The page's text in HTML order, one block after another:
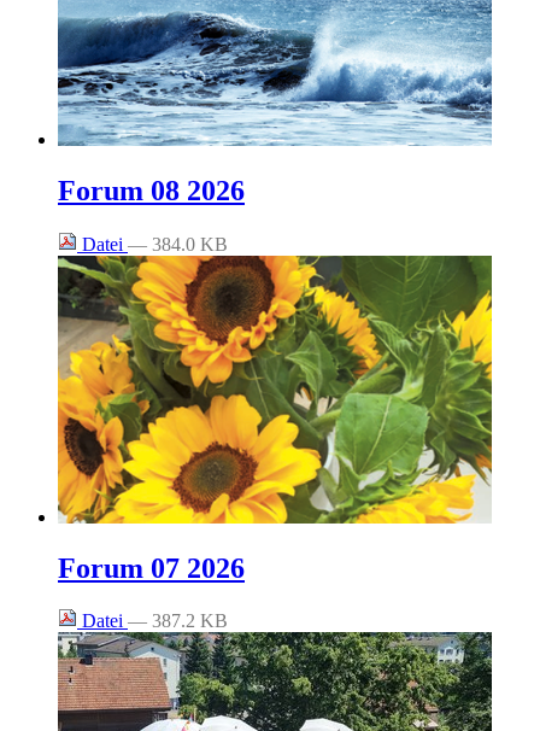
Forum 08 2026
Datei — 384.0 KB
Forum 07 2026
Datei — 387.2 KB